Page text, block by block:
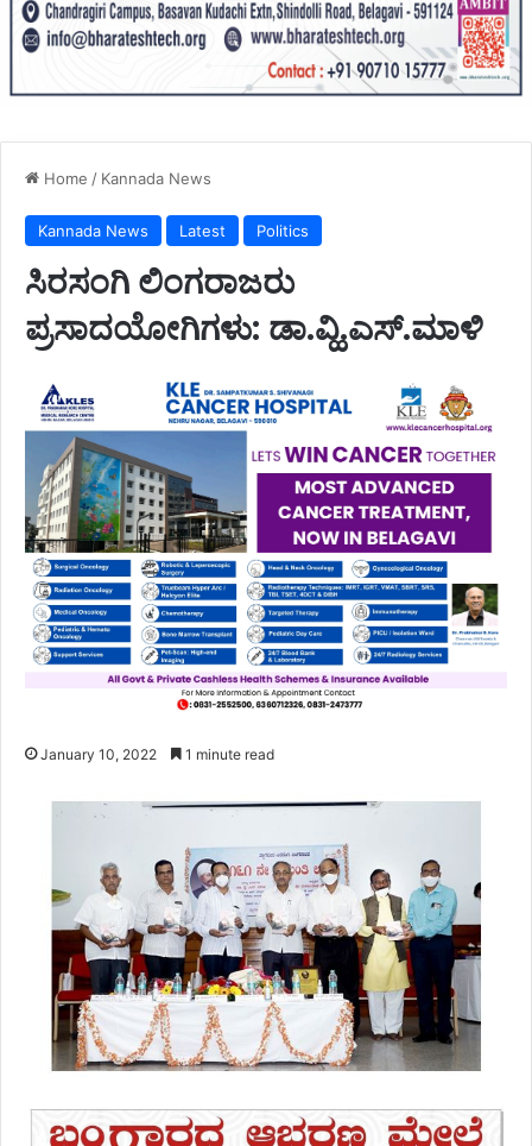
Home / Kannada News
Kannada News Latest Politics
ಸಿರಸಂಗಿ ಲಿಂಗರಾಜರು
ಪ್ರಸಾದಯೋಗಿಗಳು: ಡಾ.ವ್ಹಿ.ಎಸ್.ಮಾಳಿ
January 10, 2022 1 minute read